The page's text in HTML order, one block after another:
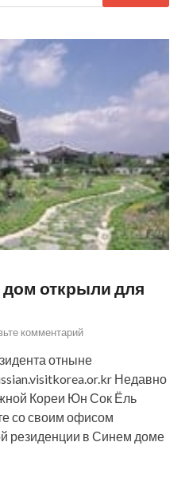
открыли для
комментарий
отныне
Недавно
Кореи Юн Сок Ёль
со своим офисом
резиденции в Синем доме